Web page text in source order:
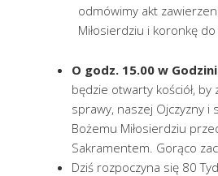
odmówimy akt
Miłosierdziu i koronkę do
O godz. 15.00 w
będzie otwarty kościół, by
sprawy, naszej Ojczyzny i
Bożemu Miłosierdziu
Sakramentem. Gorąco
Dziś rozpoczyna się 80